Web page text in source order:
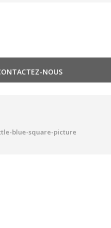
NOUS
blue-square-picture